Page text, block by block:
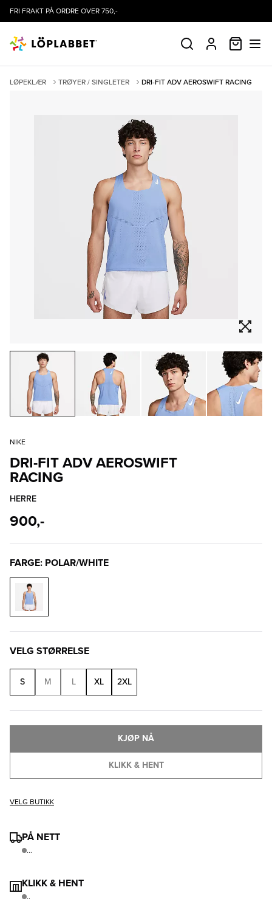
FRI FRAKT PÅ ORDRE OVER 750,-
SØK PROFIL
LØPEKLÆR TRØYER / SINGLETER DRI-FIT ADV AEROSWIFT RACING
NIKE
DRI-FIT ADV AEROSWIFT
RACING
HERRE
900,-
FARGE: POLAR/WHITE
VELG STØRRELSE
S M L XL 2XL
KLIKK & HENT
KJØP NÅ
VELG BUTIKK
PÅ NETT
...
KLIKK & HENT
..